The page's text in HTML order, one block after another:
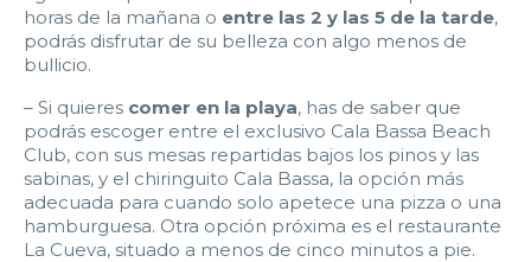
horas de la mañana o entre las 2 y las 5 de la tarde,
podrás disfrutar de su belleza con algo menos de
bullicio.
– Si quieres comer en la playa, has de saber que
podrás escoger entre el exclusivo Cala Bassa Beach
Club, con sus mesas repartidas bajos los pinos y las
sabinas, y el chiringuito Cala Bassa, la opción más
adecuada para cuando solo apetece una pizza o una
hamburguesa. Otra opción próxima es el restaurante
La Cueva, situado a menos de cinco minutos a pie.